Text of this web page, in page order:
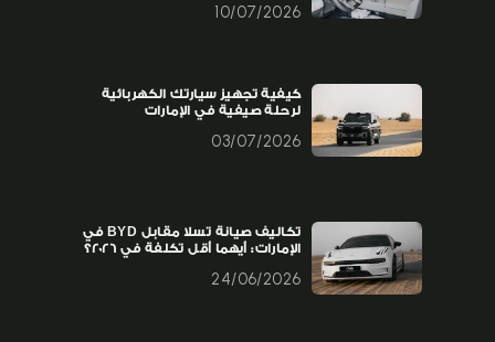
10/07/2026
كيفية تجهيز سيارتك الكهربائية
لرحلة صيفية في الإمارات
03/07/2026
تكاليف صيانة تسلا مقابل BYD في
الإمارات: أيهما أقل تكلفة في 2026؟
24/06/2026